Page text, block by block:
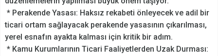
* Perakende Yasası: Haksız rekabeti önleyecek ve adil bir
ticari ortam sağlayacak perakende yasasının çıkarılması,
yerel esnafın ayakta kalması için kritik bir adım.
* Kamu Kurumlarının Ticari Faaliyetlerden Uzak Durması: